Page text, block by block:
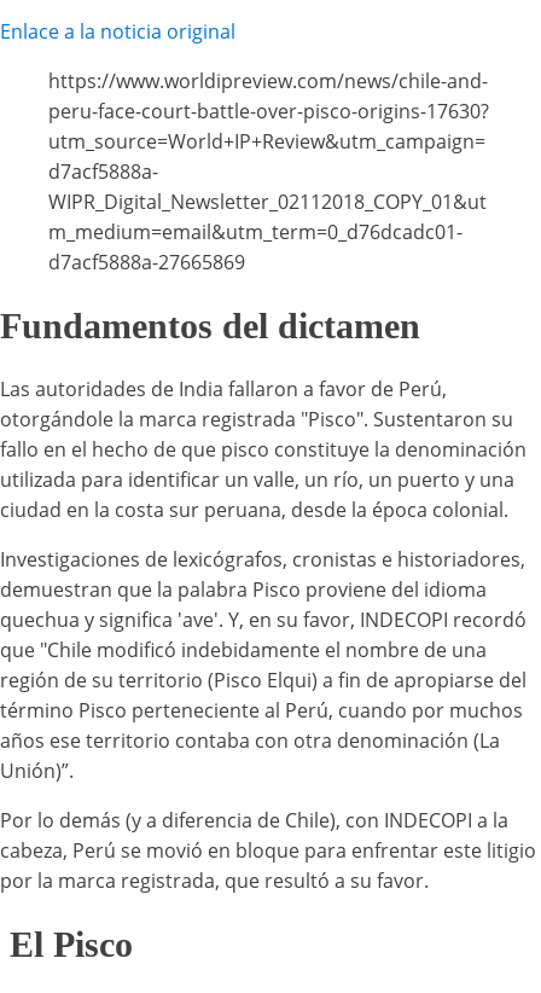
Enlace a la noticia original
https://www.worldipreview.com/news/chile-and-
peru-face-court-battle-over-pisco-origins-17630?
utm_source=World+IP+Review&utm_campaign=
d7acf5888a-
WIPR_Digital_Newsletter_02112018_COPY_01&ut
m_medium=email&utm_term=0_d76dcadc01-
d7acf5888a-27665869
Fundamentos del dictamen
Las autoridades de India fallaron a favor de Perú,
otorgándole la marca registrada "Pisco". Sustentaron su
fallo en el hecho de que pisco constituye la denominación
utilizada para identificar un valle, un río, un puerto y una
ciudad en la costa sur peruana, desde la época colonial.
Investigaciones de lexicógrafos, cronistas e historiadores,
demuestran que la palabra Pisco proviene del idioma
quechua y significa 'ave'. Y, en su favor, INDECOPI recordó
que "Chile modificó indebidamente el nombre de una
región de su territorio (Pisco Elqui) a fin de apropiarse del
término Pisco perteneciente al Perú, cuando por muchos
años ese territorio contaba con otra denominación (La
Unión)”.
Por lo demás (y a diferencia de Chile), con INDECOPI a la
cabeza, Perú se movió en bloque para enfrentar este litigio
por la marca registrada, que resultó a su favor.
El Pisco